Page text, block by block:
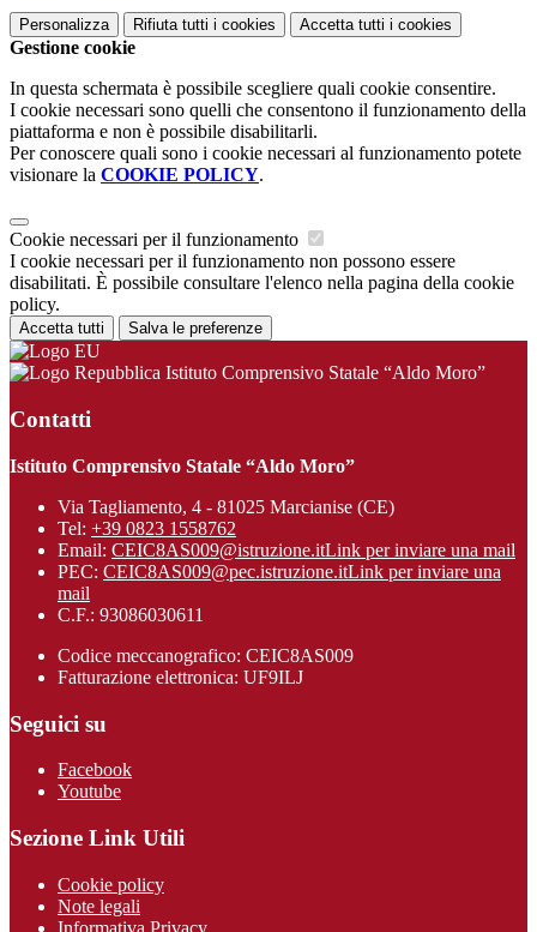
Personalizza Rifiuta tutti i cookies Accetta tutti i cookies
Gestione cookie
In questa schermata è possibile scegliere quali cookie consentire.
I cookie necessari sono quelli che consentono il funzionamento della
piattaforma e non è possibile disabilitarli.
Per conoscere quali sono i cookie necessari al funzionamento potete
visionare la COOKIE POLICY.
Cookie necessari per il funzionamento
I cookie necessari per il funzionamento non possono essere
disabilitati. È possibile consultare l'elenco nella pagina della cookie
policy.
Accetta tutti Salva le preferenze
Istituto Comprensivo Statale “Aldo Moro”
Contatti
Istituto Comprensivo Statale “Aldo Moro”
Via Tagliamento, 4 - 81025 Marcianise (CE)
Tel: +39 0823 1558762
Email: CEIC8AS009@istruzione.itLink per inviare una mail
PEC: CEIC8AS009@pec.istruzione.itLink per inviare una
mail
C.F.: 93086030611
Codice meccanografico: CEIC8AS009
Fatturazione elettronica: UF9ILJ
Seguici su
Facebook
Youtube
Sezione Link Utili
Cookie policy
Note legali
Informativa Privacy